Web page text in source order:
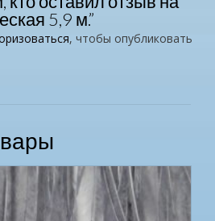
5,9 м.”
, чтобы опубликовать